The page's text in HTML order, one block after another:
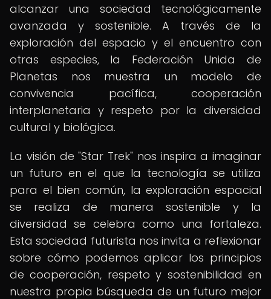
alcanzar una sociedad tecnológicamente
avanzada y sostenible. A través de la
exploración del espacio y el encuentro con
otras especies, la Federación Unida de
Planetas nos muestra un modelo de
convivencia pacífica, cooperación
interplanetaria y respeto por la diversidad
cultural y biológica.
La visión de "Star Trek" nos inspira a imaginar
un futuro en el que la tecnología se utiliza
para el bien común, la exploración espacial
se realiza de manera sostenible y la
diversidad se celebra como una fortaleza.
Esta sociedad futurista nos invita a reflexionar
sobre cómo podemos aplicar los principios
de cooperación, respeto y sostenibilidad en
nuestra propia búsqueda de un futuro mejor